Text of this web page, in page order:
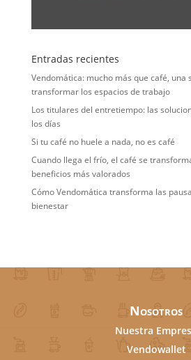
Entradas recientes
Vendomática: mucho más que café, una
transformar los espacios de trabajo
Los titulares del entretiempo: las
los días
Si tu café no huele a nada, no es café
Cuando llega el frío, el café se
beneficios más valorados
Cómo Vendomática transforma las
bienestar
Nosotros
Nuestra
Vendowallet